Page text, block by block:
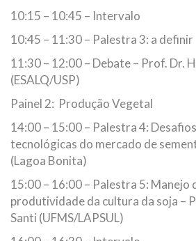
10:15 – 10:45 – Intervalo
10:45 – 11:30 – Palestra 3: a definir
11:30 – 12:00 – Debate – Prof. Dr.
(ESALQ/USP)
Painel 2: Produção Vegetal
14:00 – 15:00 – Palestra 4:
tecnológicas do mercado de
(Lagoa Bonita)
15:00 – 16:00 – Palestra 5: Manejo
produtividade da cultura da soja –
Santi (UFMS/LAPSUL)